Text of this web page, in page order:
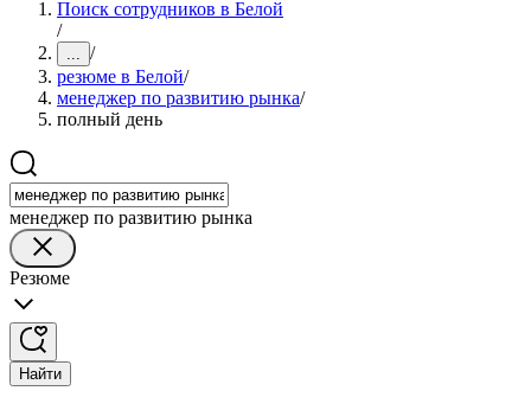
Поиск сотрудников в Белой
/
... /
резюме в Белой/
менеджер по развитию рынка/
полный день
менеджер по развитию рынка
Резюме
Найти